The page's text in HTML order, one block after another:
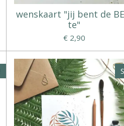
wenskaart "jij bent de
te"
€ 2,90